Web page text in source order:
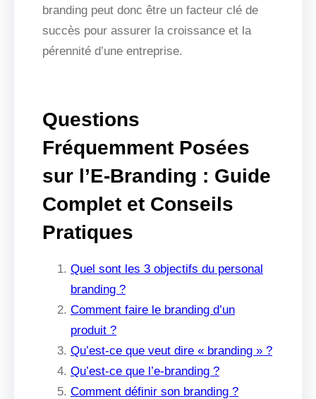
branding peut donc être un facteur clé de
succès pour assurer la croissance et la
pérennité d’une entreprise.
Questions
Fréquemment Posées
sur l’E-Branding : Guide
Complet et Conseils
Pratiques
Quel sont les 3 objectifs du personal
branding ?
Comment faire le branding d’un
produit ?
Qu’est-ce que veut dire « branding » ?
Qu’est-ce que l’e-branding ?
Comment définir son branding ?